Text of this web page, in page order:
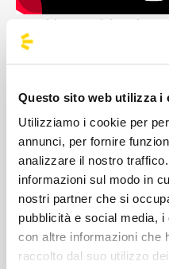
Questo sito web utilizza i
Utilizziamo i cookie per
annunci, per fornire
analizzare il nostro
informazioni sul modo in
nostri partner che si
pubblicità e social media,
con altre informazioni che
raccolto dal suo utilizzo
Tutti i marchi qui
dei rispettivi
Immagini